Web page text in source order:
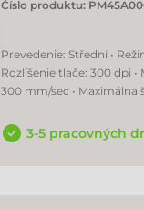
Číslo produktu:
Prevedenie: Střední •
Rozlíšenie tlače: 300 dpi
300 mm/sec • Maximálna
3-5 pracovných